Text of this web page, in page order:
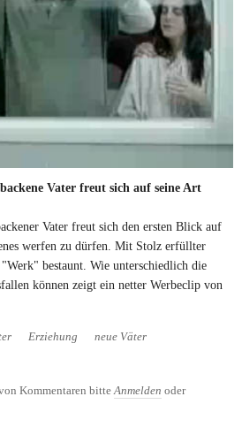
Vater freut sich auf seine Art
Vater freut sich den ersten Blick auf
werfen zu dürfen. Mit Stolz erfüllter
bestaunt. Wie unterschiedlich die
können zeigt ein netter Werbeclip von
Erziehung neue Väter
Jeder frischgebackene Vater freut sich auf
Kommentaren bitte Anmelden oder